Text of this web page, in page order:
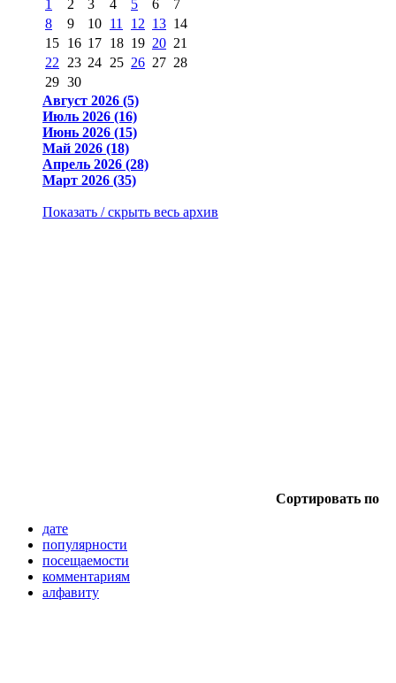
1 2 3 4 5 6
7
8
9 10 11 12 13 14
15 16 17 18 19 20 21
22
23 24 25 26 27 28
29 30
Август 2026 (5)
Июль 2026 (16)
Июнь 2026 (15)
Май 2026 (18)
Апрель 2026 (28)
Март 2026 (35)
Показать / скрыть весь архив
Сортировать по
дате
популярности
посещаемости
комментариям
алфавиту